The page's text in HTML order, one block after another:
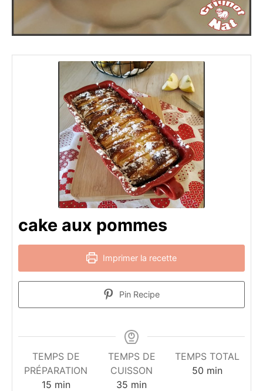
cake aux pommes
Imprimer la recette
Pin Recipe
TEMPS DE
PRÉPARATION
15minutes
min
TEMPS DE
CUISSON
35 minutes
min
TEMPS TOTAL
50minutes
min